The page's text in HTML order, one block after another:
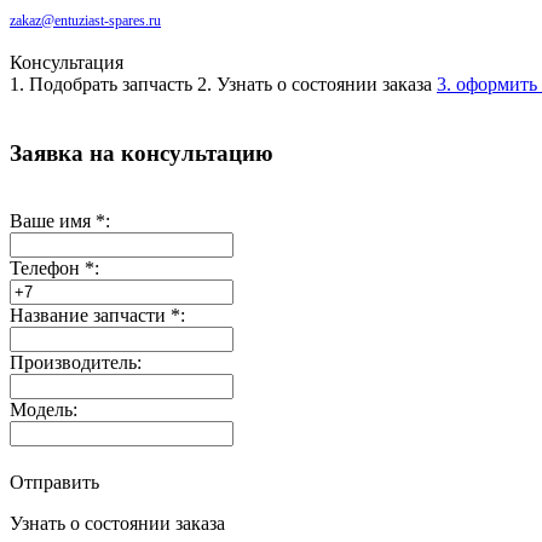
zakaz@entuziast-spares.ru
Консультация
1. Подобрать запчасть 2. Узнать о состоянии заказа 3. оформить
Заявка на консультацию
Ваше имя *:
Телефон *:
Название запчасти *:
Производитель:
Модель:
Отправить
Узнать о состоянии заказа